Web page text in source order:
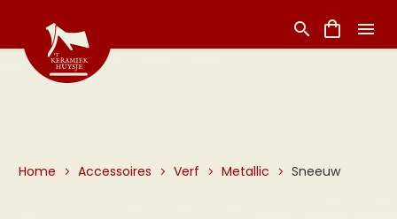
Home Accessoires Verf Metallic Sneeuw